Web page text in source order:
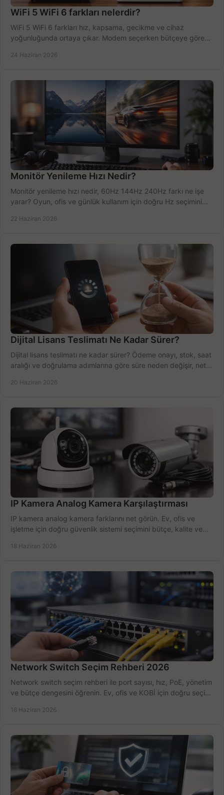
WiFi 5 WiFi 6 farkları nelerdir?
WiFi 5 WiFi 6 farkları hız, kapsama, gecikme ve cihaz
yoğunluğunda ortaya çıkar. Modem seçerken bütçeye göre
24 Haziran 2026
Monitör Yenileme Hızı Nedir?
Monitör yenileme hızı nedir, 60Hz 144Hz 240Hz farkı ne işe
yarar? Oyun, ofis ve günlük kullanım için doğru Hz seçimini
22 Haziran 2026
Dijital Lisans Teslimatı Ne Kadar Sürer?
Dijital lisans teslimatı ne kadar sürer? Ödeme onayı, stok, saat
aralığı ve doğrulama adımlarına göre süre neden değişir, net
20 Haziran 2026
IP Kamera Analog Kamera Karşılaştırması
IP kamera analog kamera farklarını net görün. Ev, ofis ve
işletme için doğru güvenlik sistemi seçimini bütçe, kalite ve
18 Haziran 2026
Network Switch Seçim Rehberi 2026
Network switch seçim rehberi ile port sayısı, hız, PoE, yönetim
ve bütçe dengesini öğrenin. Ev, ofis ve KOBİ için doğru seçimi
16 Haziran 2026